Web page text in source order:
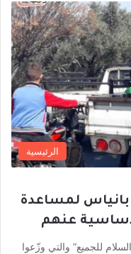
الرئيسية
بانياس لمساعدة
عنهم
للجميع” والتي وزّعوا